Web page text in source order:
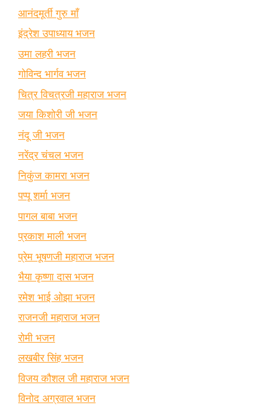
आनंदमूर्ती गुरु माँ
इंद्रेश उपाध्याय भजन
उमा लहरी भजन
गोविन्द भार्गव भजन
चित्र विचत्रजी महाराज भजन
जया किशोरी जी भजन
नंदू जी भजन
नरेंद्र चंचल भजन
निकुंज कामरा भजन
पप्पू शर्मा भजन
पागल बाबा भजन
प्रकाश माली भजन
प्रेम भूषणजी महाराज भजन
भैया कृष्णा दास भजन
रमेश भाई ओझा भजन
राजनजी महाराज भजन
रोमी भजन
लखबीर सिंह भजन
विजय कौशल जी महाराज भजन
विनोद अग्रवाल भजन